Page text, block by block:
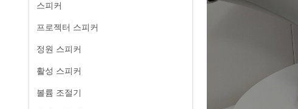
스피커
프로젝터 스피커
정원 스피커
활성 스피커
볼륨 조절기